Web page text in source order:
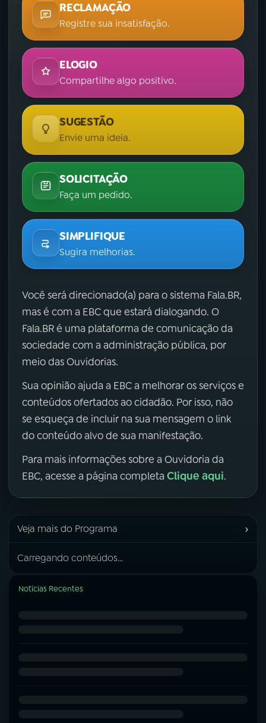
RECLAMAÇÃO
Registre sua insatisfação.
ELOGIO
Compartilhe algo positivo.
SUGESTÃO
Envie uma ideia.
SOLICITAÇÃO
Faça um pedido.
SIMPLIFIQUE
Sugira melhorias.
Você será direcionado(a) para o sistema Fala.BR,
mas é com a EBC que estará dialogando. O
Fala.BR é uma plataforma de comunicação da
sociedade com a administração pública, por
meio das Ouvidorias.
Sua opinião ajuda a EBC a melhorar os serviços e
conteúdos ofertados ao cidadão. Por isso, não
se esqueça de incluir na sua mensagem o link
do conteúdo alvo de sua manifestação.
Para mais informações sobre a Ouvidoria da
EBC, acesse a página completa Clique aqui.
Veja mais do Programa ›
Carregando conteúdos...
Notícias Recentes